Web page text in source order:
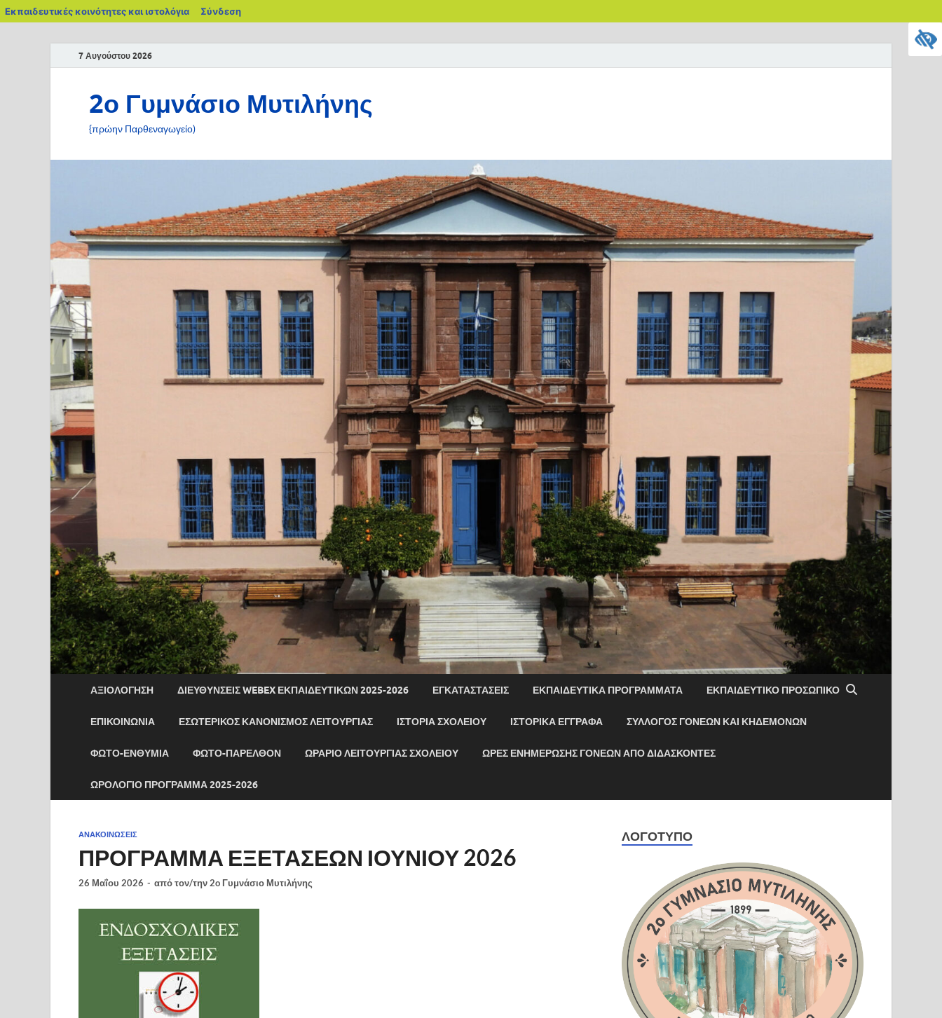
Εκπαιδευτικές κοινότητες και ιστολόγια Σύνδεση
7 Αυγούστου 2026
2ο Γυμνάσιο Μυτιλήνης
{πρώην Παρθεναγωγείο)
ΑΞΙΟΛΟΓΗΣΗ ΔΙΕΥΘΎΝΣΕΙΣ WEBEX ΕΚΠΑΙΔΕΥΤΙΚΏΝ 2025-2026 ΕΓΚΑΤΑΣΤΆΣΕΙΣ ΕΚΠΑΙΔΕΥΤΙΚΆ ΠΡΟΓΡΆΜΜΑΤΑ ΕΚΠΑΙΔΕΥΤΙΚΌ ΠΡΟΣΩΠΙΚΌ
ΕΠΙΚΟΙΝΩΝΊΑ ΕΣΩΤΕΡΙΚΟΣ ΚΑΝΟΝΙΣΜΟΣ ΛΕΙΤΟΥΡΓΙΑΣ ΙΣΤΟΡΊΑ ΣΧΟΛΕΊΟΥ ΙΣΤΟΡΙΚΆ ΈΓΓΡΑΦΑ ΣΎΛΛΟΓΟΣ ΓΟΝΈΩΝ ΚΑΙ ΚΗΔΕΜΌΝΩΝ
ΦΏΤΟ-ΕΝΘΎΜΙΑ ΦΏΤΟ-ΠΑΡΕΛΘΌΝ ΩΡΆΡΙΟ ΛΕΙΤΟΥΡΓΊΑΣ ΣΧΟΛΕΊΟΥ ΩΡΕΣ ΕΝΗΜΕΡΩΣΗΣ ΓΟΝΕΩΝ ΑΠΟ ΔΙΔΑΣΚΟΝΤΕΣ
ΩΡΟΛΟΓΙΟ ΠΡΟΓΡΑΜΜΑ 2025-2026
ΑΝΑΚΟΙΝΏΣΕΙΣ
ΠΡΟΓΡΑΜΜΑ ΕΞΕΤΑΣΕΩΝ ΙΟΥΝΙΟΥ 2026
26 Μαΐου 2026 - από τον/την2o Γυμνάσιο Μυτιλήνης
ΛΟΓΌΤΥΠΟ